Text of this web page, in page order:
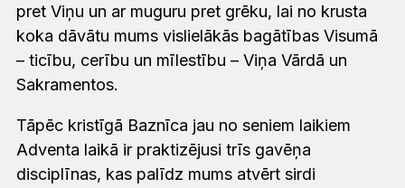
pret Viņu un ar muguru pret grēku, lai no krusta
koka dāvātu mums vislielākās bagātības Visumā
– ticību, cerību un mīlestību – Viņa Vārdā un
Sakramentos.
Tāpēc kristīgā Baznīca jau no seniem laikiem
Adventa laikā ir praktizējusi trīs gavēņa
disciplīnas, kas palīdz mums atvērt sirdi